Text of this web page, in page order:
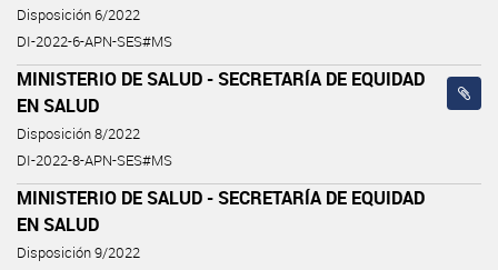
Disposición 6/2022
DI-2022-6-APN-SES#MS
MINISTERIO DE SALUD - SECRETARÍA DE EQUIDAD
EN SALUD
Disposición 8/2022
DI-2022-8-APN-SES#MS
MINISTERIO DE SALUD - SECRETARÍA DE EQUIDAD
EN SALUD
Disposición 9/2022